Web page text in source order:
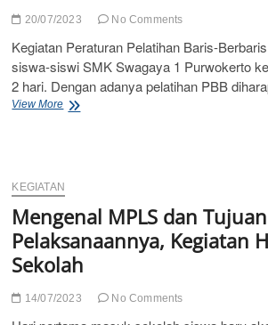
Purwokerto’
20/07/2023 No Comments
Kegiatan Peraturan Pelatihan Baris-
siswa-siswi SMK Swagaya 1 Purwokerto
2 hari. Dengan adanya pelatihan PBB
View MoreSMK
Sama
Dengan
Pihak
TNI
dan
Polisi
Menggelar
KEGIATAN
Mengenal MPLS dan Tujuan
Pelaksanaannya, Kegiatan
Sekolah
14/07/2023 No Comments